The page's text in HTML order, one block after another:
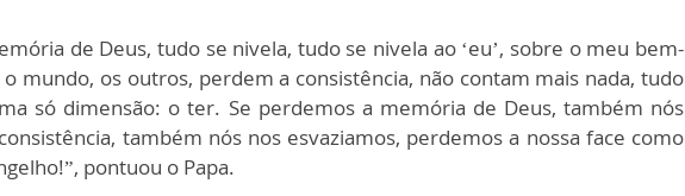
de Deus, tudo se nivela, tudo se nivela ao ‘eu’, sobre o meu bem-
o mundo, os outros, perdem a consistência, não contam mais nada, tudo
só dimensão: o ter. Se perdemos a memória de Deus, também nós
também nós nos esvaziamos, perdemos a nossa face como
pontuou o Papa.